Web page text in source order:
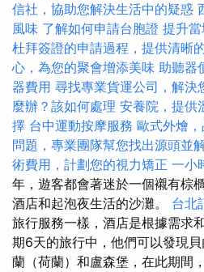
信社，協助您解決生活中的疑惑
風味 了解如何申請台胞證 提升
杜拜簽證的申請過程，提供清晰
心，為您的聚會增添美味 助聽器
器費用 尋找專業貨運公司，解決
麼辦？該如何處理 安養院，提供
擇 台中運動按摩服務 歐式外燴
問題，專業團隊幫您找出源頭並
術費用，計劃您的視力矯正 一小
年，遊客都會著迷於一個襯有棕
酒店和起泡夜生活的沙灘。 台北
旅行服務一樣，酒店是根據需求
期6天的旅行中，他們可以發現
蘭（荷蘭）和盧森堡，在此期間